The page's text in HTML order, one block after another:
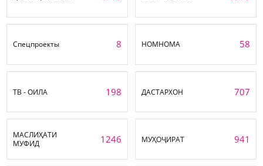
Спецпроекты 8 НОМНОМА 58
ТВ - ОИЛА 198 ДАСТАРХОН 707
МАСЛИҲАТИ
МУФИД
1246 МУҲОҶИРАТ 941